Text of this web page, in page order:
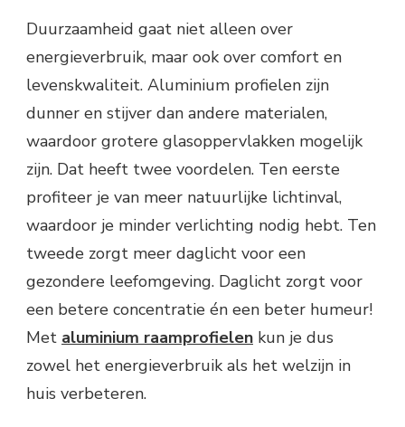
Duurzaamheid gaat niet alleen over
energieverbruik, maar ook over comfort en
levenskwaliteit. Aluminium profielen zijn
dunner en stijver dan andere materialen,
waardoor grotere glasoppervlakken mogelijk
zijn. Dat heeft twee voordelen. Ten eerste
profiteer je van meer natuurlijke lichtinval,
waardoor je minder verlichting nodig hebt. Ten
tweede zorgt meer daglicht voor een
gezondere leefomgeving. Daglicht zorgt voor
een betere concentratie én een beter humeur!
Met aluminium raamprofielen kun je dus
zowel het energieverbruik als het welzijn in
huis verbeteren.